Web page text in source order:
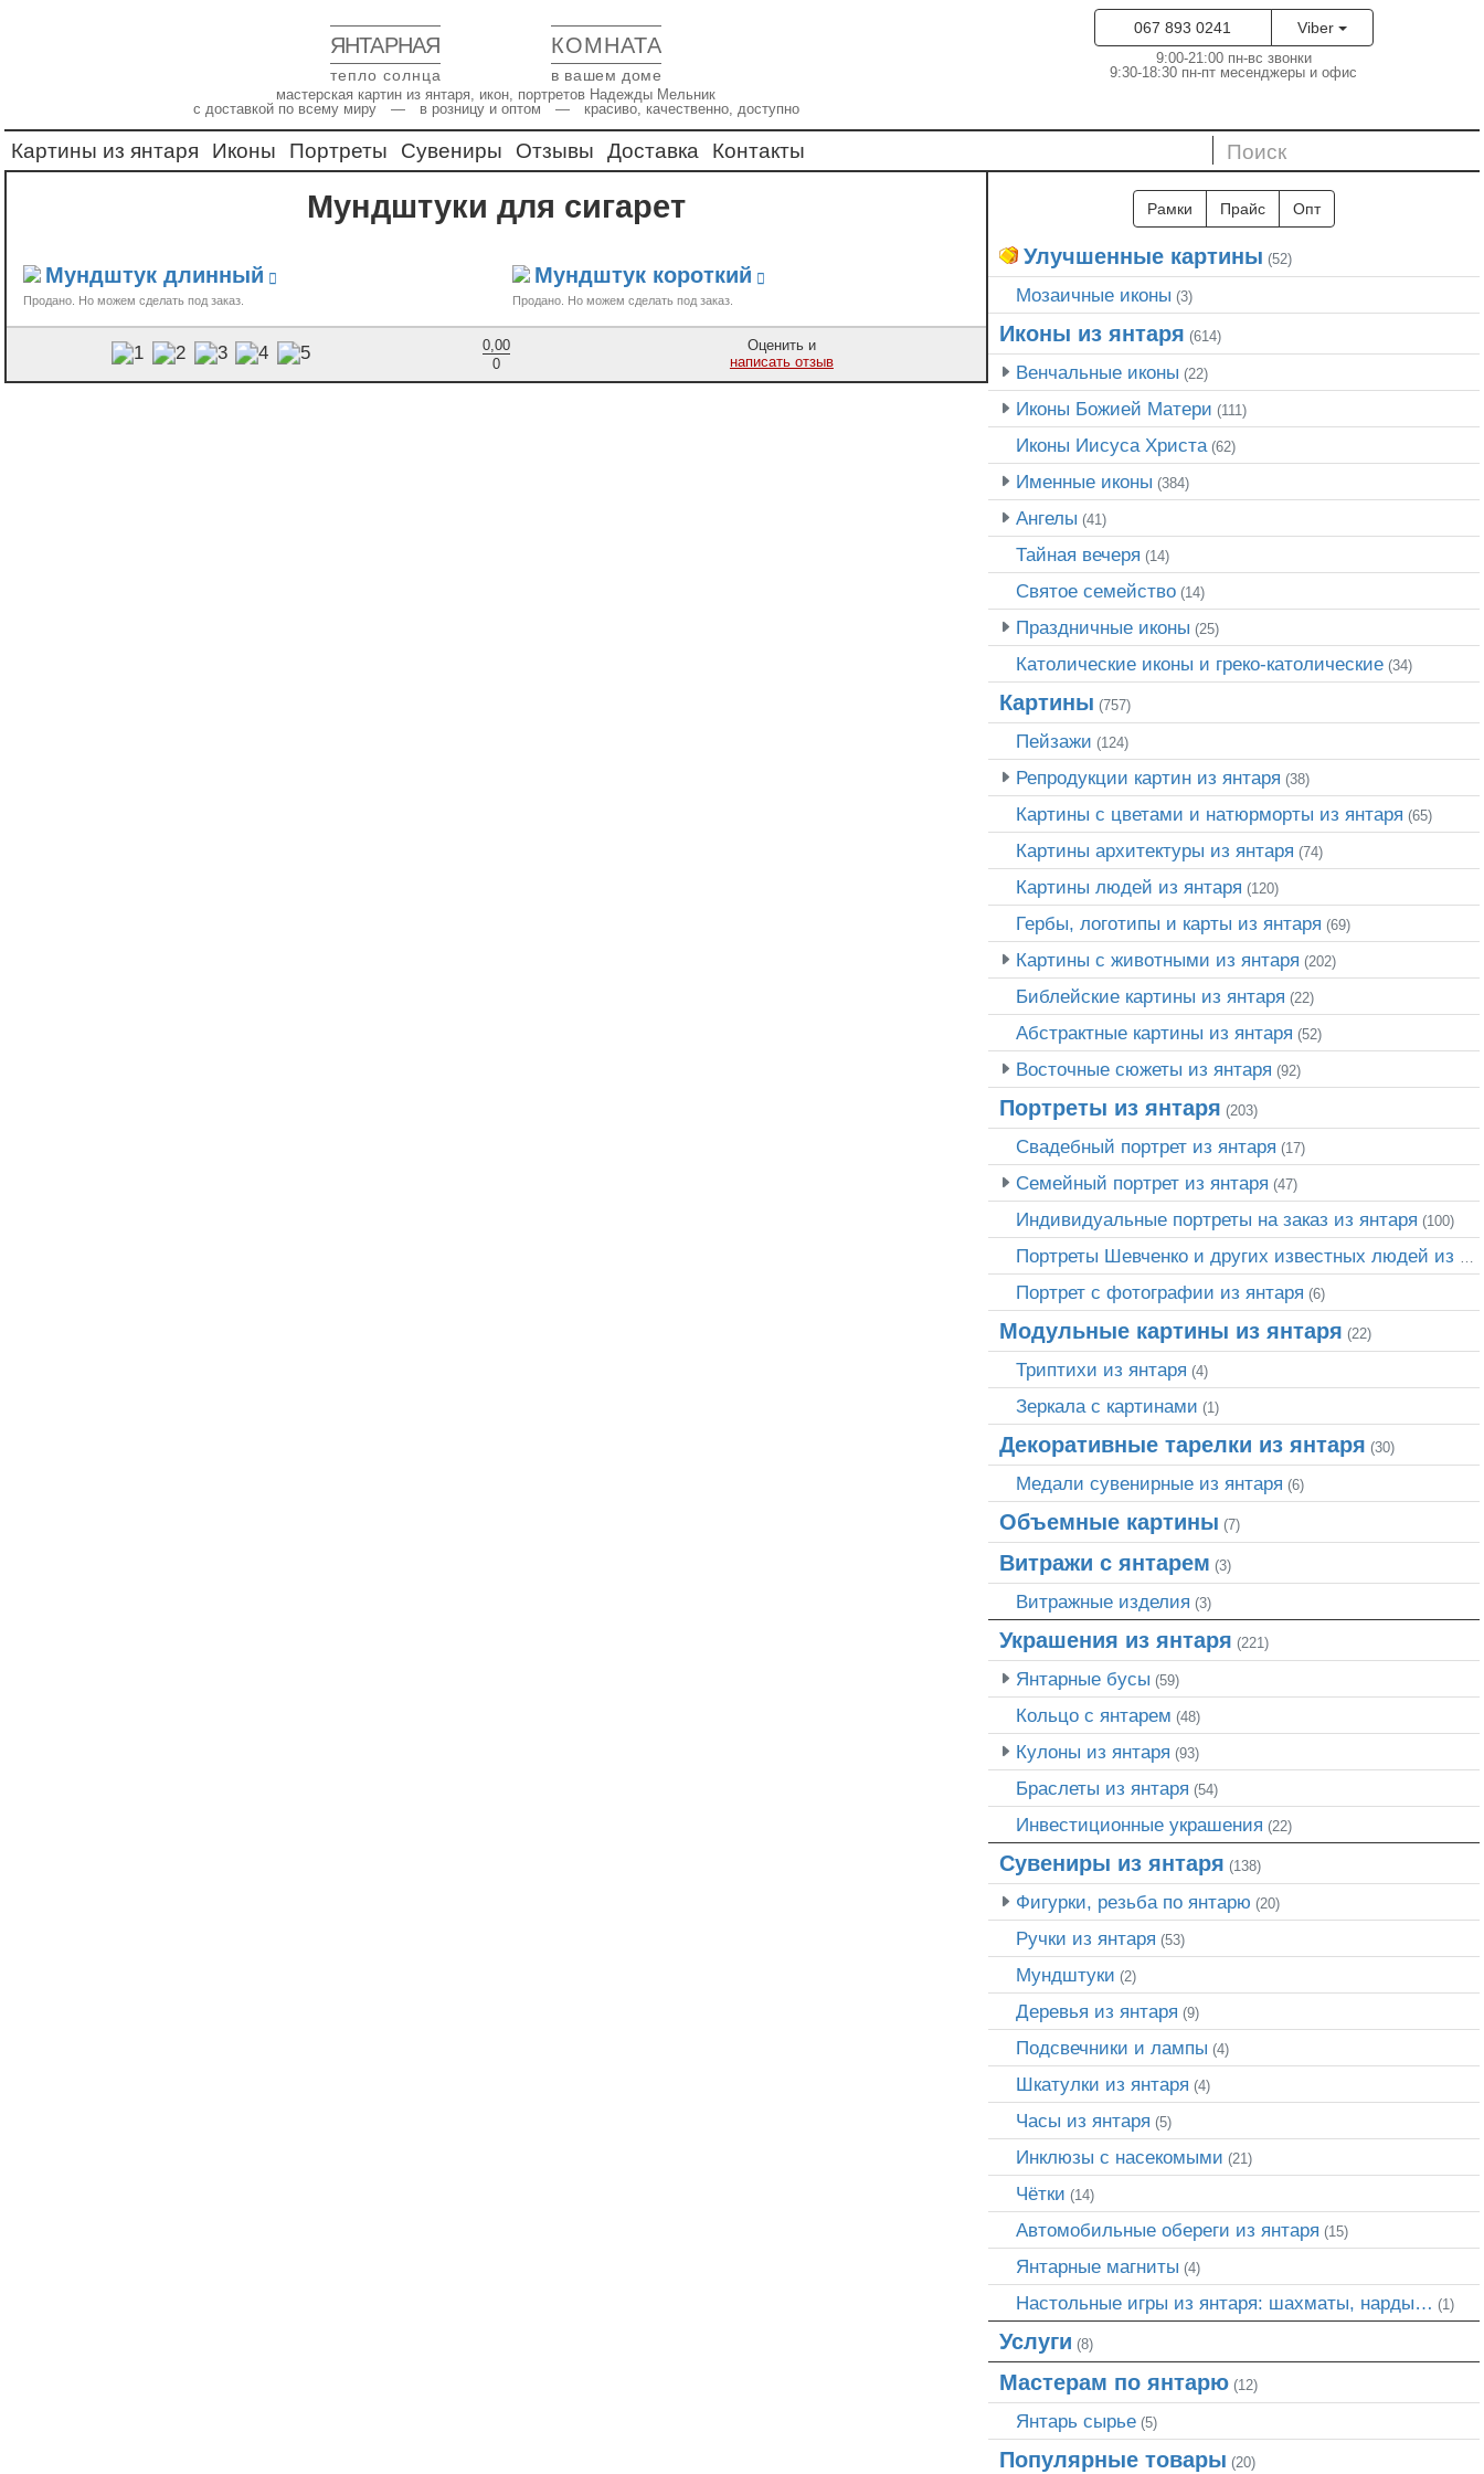
ЯНТАРНАЯ КОМНАТА
тепло солнца в вашем доме
мастерская картин из янтаря, икон, портретов Надежды Мельник
с доставкой по всему миру — в розницу и оптом — красиво, качественно, доступно
067 893 0241 Viber
9:00-21:00 пн-вс звонки
9:30-18:30 пн-пт месенджеры и офис
Картины из янтаря Иконы Портреты Сувениры Отзывы Доставка Контакты
Мундштуки для сигарет
Мундштук длинный
Продано
Мундштук короткий
Продано
0,00
0
Оценить и
написать отзыв
Рамки Прайс Опт
Улучшенные картины (52)
Мозаичные иконы (3)
Иконы из янтаря (614)
Венчальные иконы (22)
Иконы Божией Матери (111)
Иконы Иисуса Христа(62)
Именные иконы (384)
Ангелы (41)
Тайная вечеря (14)
Святое семейство(14)
Праздничные иконы (25)
Католические иконы и греко-католические(34)
Картины (757)
Пейзажи (124)
Репродукции картин из янтаря (38)
Картины с цветами и натюрморты из янтаря (65)
Картины архитектуры из янтаря (74)
Картины людей из янтаря (120)
Гербы, логотипы и карты из янтаря (69)
Картины с животными из янтаря (202)
Библейские картины из янтаря (22)
Абстрактные картины из янтаря (52)
Восточные сюжеты из янтаря (92)
Портреты из янтаря (203)
Свадебный портрет из янтаря (17)
Семейный портрет из янтаря (47)
Индивидуальные портреты на заказ из янтаря (100)
Портреты Шевченко и других известных людей из янтаря
Портрет c фотографии из янтаря (6)
Модульные картины из янтаря (22)
Триптихи из янтаря (4)
Зеркала с картинами (1)
Декоративные тарелки из янтаря (30)
Медали сувенирные из янтаря (6)
Объемные картины (7)
Витражи с янтарем (3)
Витражные изделия (3)
Украшения из янтаря (221)
Янтарные бусы (59)
Кольцо с янтарем (48)
Кулоны из янтаря (93)
Браслеты из янтаря (54)
Инвестиционные украшения (22)
Сувениры из янтаря (138)
Фигурки, резьба по янтарю (20)
Ручки из янтаря (53)
Мундштуки (2)
Деревья из янтаря (9)
Подсвечники и лампы (4)
Шкатулки из янтаря (4)
Часы из янтаря (5)
Инклюзы с насекомыми (21)
Чётки (14)
Автомобильные обереги из янтаря (15)
Янтарные магниты (4)
Настольные игры из янтаря: шахматы, нарды… (1)
Услуги (8)
Мастерам по янтарю(12)
Янтарь сырье(5)
Популярные товары (20)